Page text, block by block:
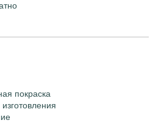
покраска